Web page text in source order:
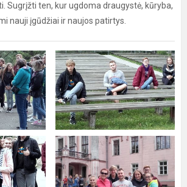
Sugrįžti ten, kur ugdoma draugystė, kūryba,
nauji įgūdžiai ir naujos patirtys.